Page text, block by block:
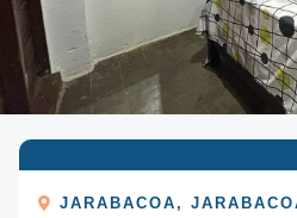
JARABACOA ,